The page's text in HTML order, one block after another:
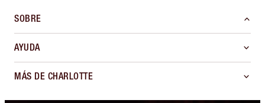
SOBRE
AYUDA
MÁS DE CHARLOTTE